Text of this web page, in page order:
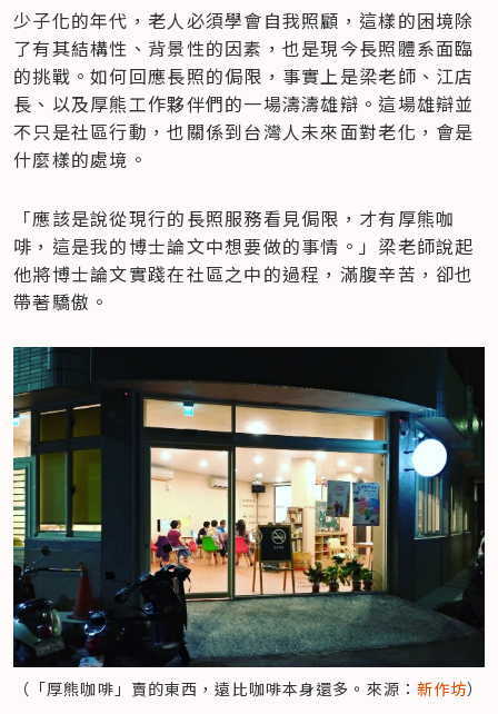
少子化的年代，老人必須學會自我照顧，這樣的困境除
了有其結構性、背景性的因素，也是現今長照體系面臨
的挑戰。如何回應長照的侷限，事實上是梁老師、江店
長、以及厚熊工作夥伴們的一場濤濤雄辯。這場雄辯並
不只是社區行動，也關係到台灣人未來面對老化，會是
什麼樣的處境。
「應該是說從現行的長照服務看見侷限，才有厚熊咖
啡，這是我的博士論文中想要做的事情。」梁老師說起
他將博士論文實踐在社區之中的過程，滿腹辛苦，卻也
帶著驕傲。
（「厚熊咖啡」賣的東西，遠比咖啡本身還多。來源： 新作坊）